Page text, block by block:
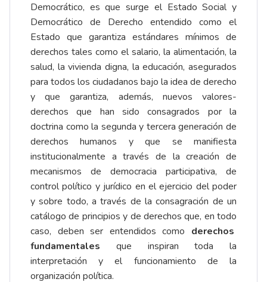
Democrático, es que surge el Estado Social y
Democrático de Derecho entendido como el
Estado que garantiza estándares mínimos de
derechos tales como el salario, la alimentación, la
salud, la vivienda digna, la educación, asegurados
para todos los ciudadanos bajo la idea de derecho
y que garantiza, además, nuevos valores-
derechos que han sido consagrados por la
doctrina como la segunda y tercera generación de
derechos humanos y que se manifiesta
institucionalmente a través de la creación de
mecanismos de democracia participativa, de
control político y jurídico en el ejercicio del poder
y sobre todo, a través de la consagración de un
catálogo de principios y de derechos que, en todo
caso, deben ser entendidos como derechos
fundamentales que inspiran toda la
interpretación y el funcionamiento de la
organización política.